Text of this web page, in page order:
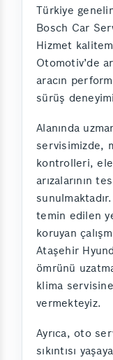
Türkiye
Bosch Car
Hizmet
Otomotiv’de
aracın
sürüş
Alanında
servisimizde,
kontrolleri,
arızalarının
temin edilen
koruyan
Ataşehir
ömrünü
klima
vermekteyiz.
Ayrıca, oto
sıkıntısı